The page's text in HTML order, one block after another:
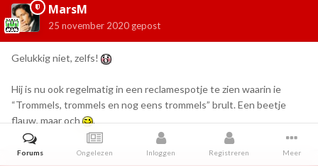
MarsM
25 november 2020 gepost
Gelukkig niet, zelfs!
Hij is nu ook regelmatig in een reclamespotje te zien waarin ie
“Trommels, trommels en nog eens trommels” brult. Een beetje
flauw, maar och
.
Forums Ongelezen Inloggen Registreren Meer